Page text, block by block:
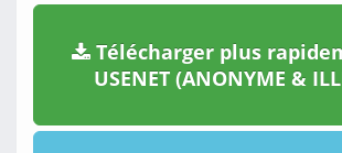
Télécharger plus
USENET (ANONYME &